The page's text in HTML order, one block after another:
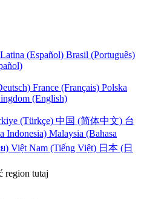
(Español) Brasil (Português)
France (Français) Polska
(English)
(Türkçe) 中国 (简体中文) 台
Indonesia) Malaysia (Bahasa
) Việt Nam (Tiếng Việt) 日本 (日
region tutaj